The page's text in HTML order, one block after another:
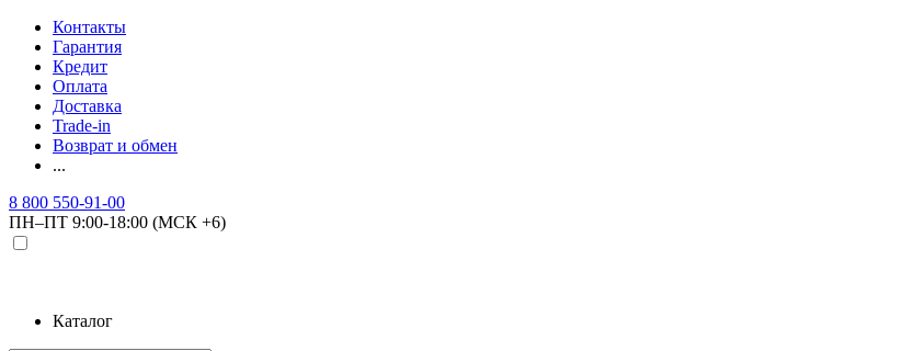
Контакты
Гарантия
Кредит
Оплата
Доставка
Trade-in
Возврат и обмен
...
8 800 550-91-00
ПН–ПТ 9:00-18:00 (МСК +6)
Каталог